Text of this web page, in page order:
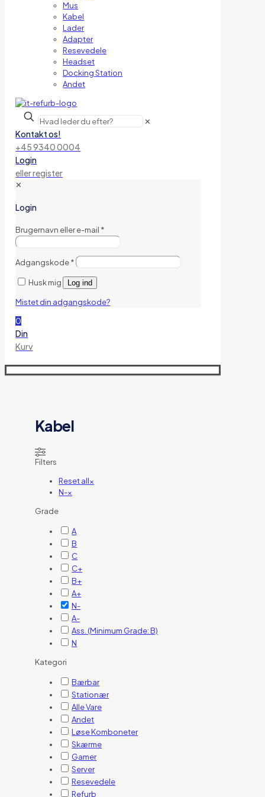
Mus
Kabel
Lader
Adapter
Resevedele
Headset
Docking Station
Andet
✕
Kontakt os!
+45 9340 0004
Login
eller register
✕
Login
Brugernavn eller e-mail *
Adgangskode*
Husk mig Log ind
Mistet din adgangskode?
0
Din
Kurv
Kabel
Filters
Reset all×
N-×
Grade
A
B
C
C+
B+
A+
N-
A-
Ass. (Minimum Grade: B)
N
Kategori
Bærbar
Stationær
Alle Vare
Andet
Løse Komboneter
Skærme
Gamer
Server
Resevedele
Refurb